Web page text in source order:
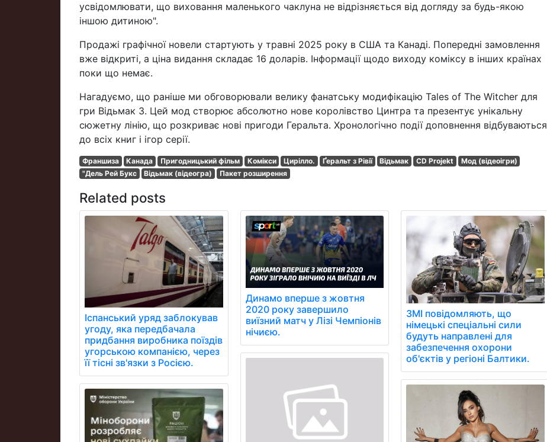
усвідомлювати, що виховання маленького чаклуна не відрізняється від догляду за будь-якою
іншою дитиною".
Продажі графічної новели стартують у травні 2025 року в США та Канаді. Попередні замовлення
вже відкриті, а ціна видання складає 16 доларів. Інформації щодо виходу коміксу в інших країнах
поки що немає.
Нагадуємо, що раніше ми обговорювали велику фанатську модифікацію Tales of The Witcher для
гри Відьмак 3. Цей мод створює абсолютно нове королівство Цинтра та презентує унікальну
сюжетну лінію, що розкриває нові пригоди Геральта. Хронологічно події доповнення відбуваються
до всіх книг і ігор серії.
Франшиза Канада Пригодницький фільм Комікси Цирілло. Ґеральт з Рівії Відьмак CD Projekt
Мод (відеоігри)
"Дель Рей Букс
Відьмак (відеогра) Пакет розширення
Related posts
Іспанський уряд заблокував
угоду, яка передбачала
придбання виробника поїздів
угорською компанією, через
її тісні зв'язки з Росією.
Динамо вперше з жовтня
2020 року завершило
виїзний матч у Лізі Чемпіонів
нічиєю.
ЗМІ повідомляють, що
німецькі спеціальні сили
будуть направлені для
забезпечення охорони
об'єктів у регіоні Балтики.